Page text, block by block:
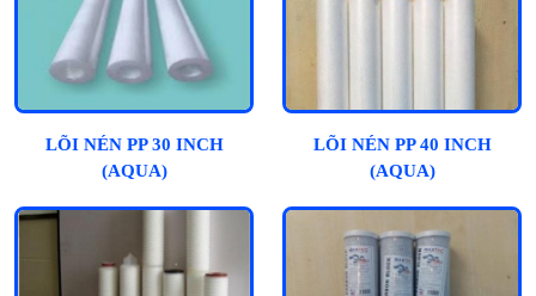
LÕI NÉN PP 30 INCH
(AQUA)
LÕI NÉN PP 40 INCH
(AQUA)